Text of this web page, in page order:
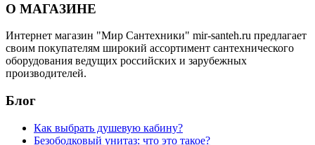
О МАГАЗИНЕ
Интернет магазин "Мир Сантехники" mir-santeh.ru предлагает
своим покупателям широкий ассортимент сантехнического
оборудования ведущих российских и зарубежных
производителей.
Блог
Как выбрать душевую кабину?
Безободковый унитаз: что это такое?